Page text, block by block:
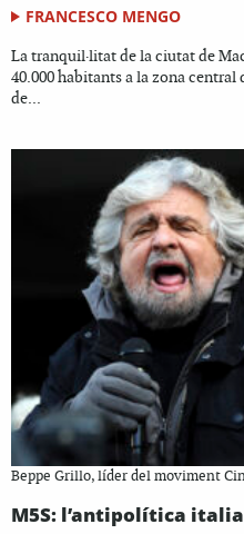
FRANCESCO MENGO
La tranquil·litat de la ciutat de
40.000 habitants a la zona
de...
Beppe Grillo, líder del moviment
M5S: l’antipolítica